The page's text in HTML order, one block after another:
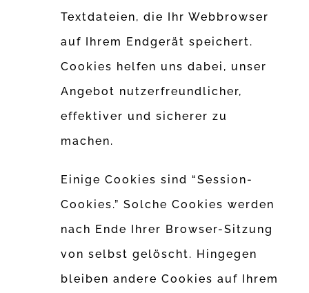
Textdateien, die Ihr Webbrowser
auf Ihrem Endgerät speichert.
Cookies helfen uns dabei, unser
Angebot nutzerfreundlicher,
effektiver und sicherer zu
machen.
Einige Cookies sind “Session-
Cookies.” Solche Cookies werden
nach Ende Ihrer Browser-Sitzung
von selbst gelöscht. Hingegen
bleiben andere Cookies auf Ihrem